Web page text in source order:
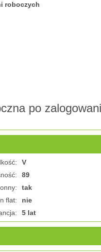
roboczych
po
V
89
tak
flat:
nie
5 lat